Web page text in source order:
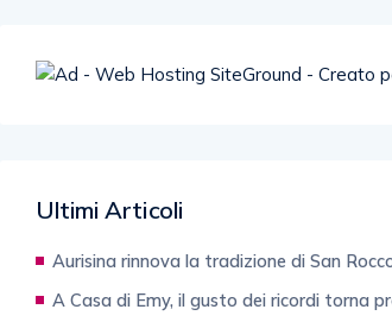
Ultimi Articoli
Aurisina rinnova la tradizione di San
A Casa di Emy, il gusto dei ricordi torna